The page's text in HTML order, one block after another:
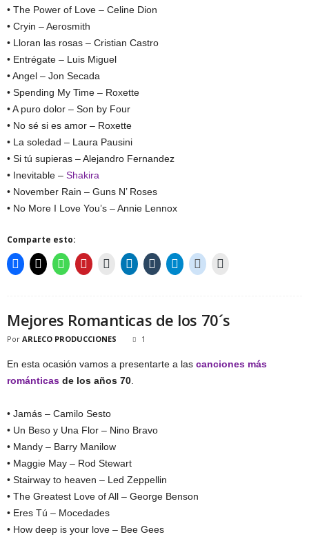
• The Power of Love – Celine Dion
• Cryin – Aerosmith
• Lloran las rosas – Cristian Castro
• Entrégate – Luis Miguel
• Angel – Jon Secada
• Spending My Time – Roxette
• A puro dolor – Son by Four
• No sé si es amor – Roxette
• La soledad – Laura Pausini
• Si tú supieras – Alejandro Fernandez
• Inevitable – Shakira
• November Rain – Guns N’ Roses
• No More I Love You’s – Annie Lennox
Comparte esto:
Mejores Romanticas de los 70´s
Por ARLECO PRODUCCIONES 1
En esta ocasión vamos a presentarte a las canciones más
románticas de los años 70.
• Jamás – Camilo Sesto
• Un Beso y Una Flor – Nino Bravo
• Mandy – Barry Manilow
• Maggie May – Rod Stewart
• Stairway to heaven – Led Zeppellin
• The Greatest Love of All – George Benson
• Eres Tú – Mocedades
• How deep is your love – Bee Gees